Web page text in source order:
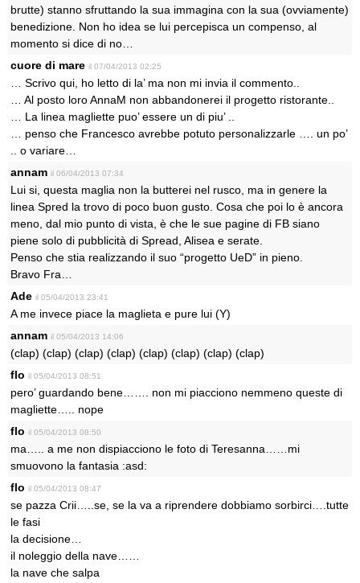
brutte) stanno sfruttando la sua immagina con la sua (ovviamente)
benedizione. Non ho idea se lui percepisca un compenso, al
momento si dice di no…
cuore di mare il 07/04/2013 02:25
… Scrivo qui, ho letto di la’ ma non mi invia il commento..
… Al posto loro AnnaM non abbandonerei il progetto ristorante..
… La linea magliette puo’ essere un di piu’ ..
… penso che Francesco avrebbe potuto personalizzarle …. un po’
.. o variare…
annam il 06/04/2013 07:34
Lui si, questa maglia non la butterei nel rusco, ma in genere la
linea Spred la trovo di poco buon gusto. Cosa che poi lo è ancora
meno, dal mio punto di vista, è che le sue pagine di FB siano
piene solo di pubblicità di Spread, Alisea e serate.
Penso che stia realizzando il suo “progetto UeD” in pieno.
Bravo Fra…
Ade il 05/04/2013 23:41
A me invece piace la maglieta e pure lui (Y)
annam il 05/04/2013 14:06
(clap) (clap) (clap) (clap) (clap) (clap) (clap) (clap)
flo il 05/04/2013 08:51
pero’ guardando bene……. non mi piacciono nemmeno queste di
magliette….. nope
flo il 05/04/2013 08:50
ma….. a me non dispiacciono le foto di Teresanna……mi
smuovono la fantasia :asd:
flo il 05/04/2013 08:47
se pazza Crii…..se, se la va a riprendere dobbiamo sorbirci….tutte
le fasi
la decisione…
il noleggio della nave……
la nave che salpa